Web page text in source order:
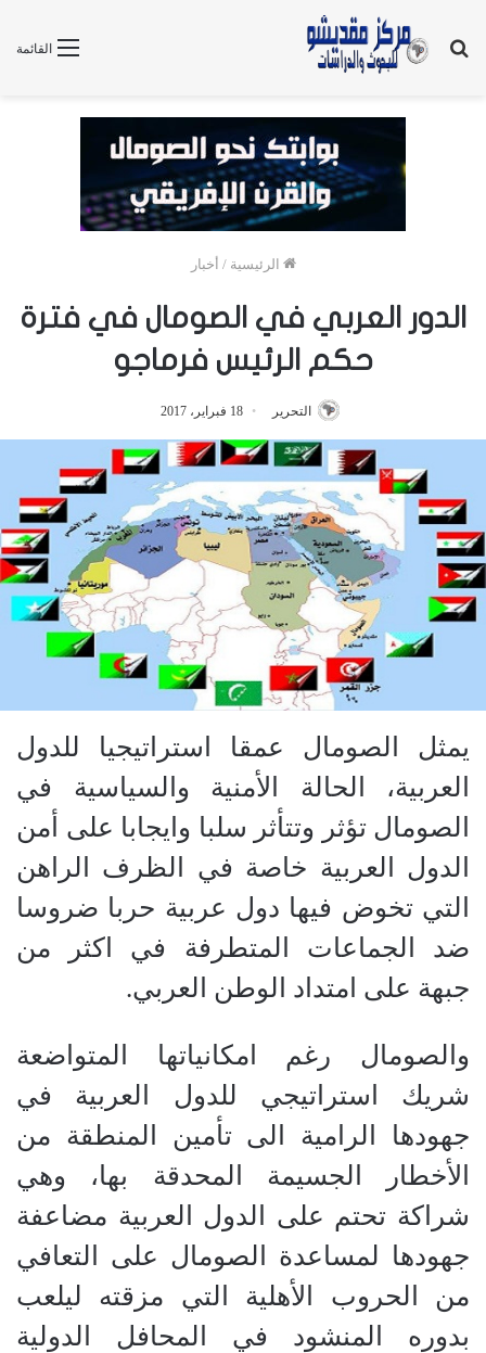
القائمة
بحث
الرئيسية / أخبار
الدور العربي في الصومال في فترة
حكم الرئيس فرماجو
التحرير 18 فبراير، 2017
يمثل الصومال عمقا استراتيجيا للدول
العربية، الحالة الأمنية والسياسية في
الصومال تؤثر وتتأثر سلبا وايجابا على أمن
الدول العربية خاصة في الظرف الراهن
التي تخوض فيها دول عربية حربا ضروسا
ضد الجماعات المتطرفة في اكثر من
جبهة على امتداد الوطن العربي.
والصومال رغم امكانياتها المتواضعة
شريك استراتيجي للدول العربية في
جهودها الرامية الى تأمين المنطقة من
الأخطار الجسيمة المحدقة بها، وهي
شراكة تحتم على الدول العربية مضاعفة
جهودها لمساعدة الصومال على التعافي
من الحروب الأهلية التي مزقته ليلعب
بدوره المنشود في المحافل الدولية